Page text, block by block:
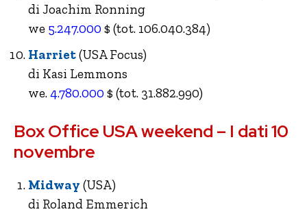
di Joachim Ronning
we 5.247.000 $ (tot. 106.040.384)
Harriet(USA Focus)
di Kasi Lemmons
we.4.780.000 $ (tot. 31.882.990)
Box Office USA weekend – I dati 10
novembre
Midway (USA)
di Roland Emmerich